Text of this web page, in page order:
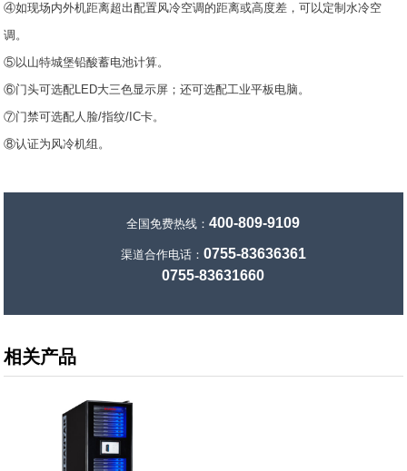
④如现场内外机距离超出配置风冷空调的距离或高度差，可以定制水冷空
调。
⑤以山特城堡铅酸蓄电池计算。
⑥门头可选配LED大三色显示屏；还可选配工业平板电脑。
⑦门禁可选配人脸/指纹/IC卡。
⑧认证为风冷机组。
全国免费热线：400-809-9109
渠道合作电话： 0755-83636361
0755-83631660
相关产品